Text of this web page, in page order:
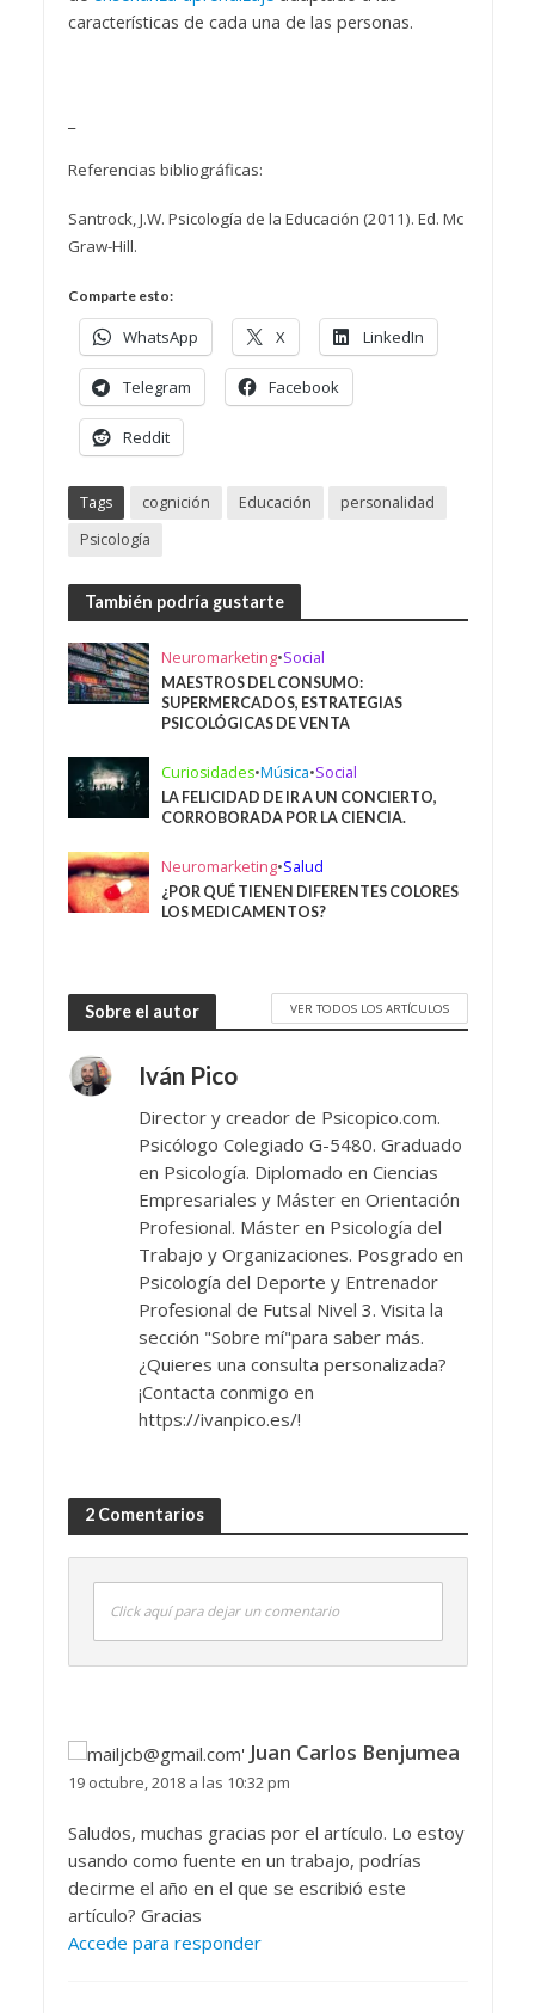
características de cada una de las personas.
Referencias bibliográficas:
Santrock, J.W. Psicología de la Educación (2011). Ed. Mc
Graw-Hill.
Comparte esto:
WhatsApp X LinkedIn
Telegram Facebook
Reddit
Tags cognición Educación
personalidad
Psicología
También podría gustarte
Neuromarketing•Social
MAESTROS DEL CONSUMO:
SUPERMERCADOS, ESTRATEGIAS
PSICOLÓGICAS DE VENTA
Curiosidades•Música•Social
LA FELICIDAD DE IR A UN CONCIERTO,
CORROBORADA POR LA CIENCIA.
Neuromarketing•Salud
¿POR QUÉ TIENEN DIFERENTES COLORES
LOS MEDICAMENTOS?
Sobre el autor VER TODOS LOS ARTÍCULOS
Iván Pico
Director y creador de Psicopico.com.
Psicólogo Colegiado G-5480. Graduado
en Psicología. Diplomado en Ciencias
Empresariales y Máster en Orientación
Profesional. Máster en Psicología del
Trabajo y Organizaciones. Posgrado en
Psicología del Deporte y Entrenador
Profesional de Futsal Nivel 3. Visita la
sección "Sobre mí"para saber más.
¿Quieres una consulta personalizada?
¡Contacta conmigo en
https://ivanpico.es/!
2 Comentarios
Click aquí para dejar un comentario
Juan Carlos Benjumea
19 octubre, 2018 a las 10:32 pm
Saludos, muchas gracias por el artículo. Lo estoy
usando como fuente en un trabajo, podrías
decirme el año en el que se escribió este
artículo? Gracias
Accede para responder